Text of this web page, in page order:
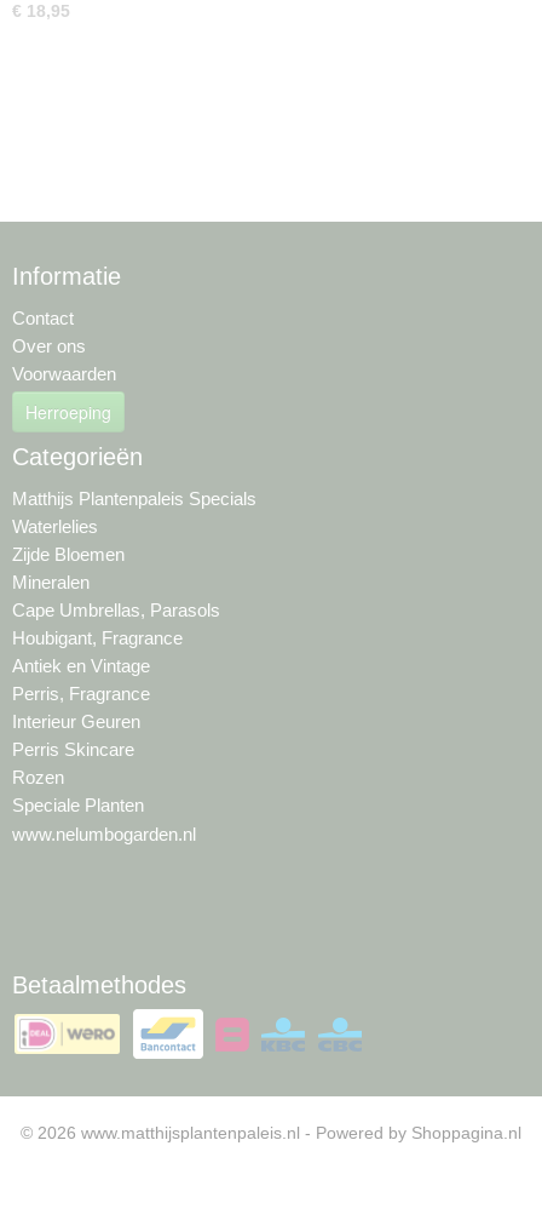
€ 18,95
Informatie
Contact
Over ons
Voorwaarden
Herroeping
Categorieën
Matthijs Plantenpaleis Specials
Waterlelies
Zijde Bloemen
Mineralen
Cape Umbrellas, Parasols
Houbigant, Fragrance
Antiek en Vintage
Perris, Fragrance
Interieur Geuren
Perris Skincare
Rozen
Speciale Planten
www.nelumbogarden.nl
Betaalmethodes
© 2026 www.matthijsplantenpaleis.nl - Powered by Shoppagina.nl